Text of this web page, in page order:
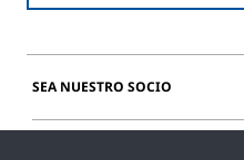
SEA NUESTRO SOCIO